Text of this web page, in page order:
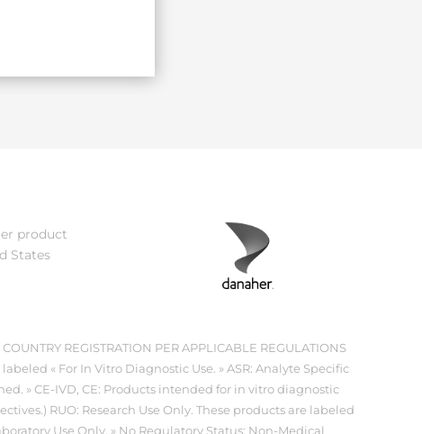
product
States
REGISTRATION PER APPLICABLE REGULATIONS
« For In Vitro Diagnostic Use. » ASR: Analyte Specific
» CE-IVD, CE: Products intended for in vitro diagnostic
RUO: Research Use Only. These products are labeled
Use Only. » No Regulatory Status: Non-Medical